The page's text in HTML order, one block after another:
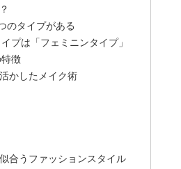
のタイプがある
プは「フェミニンタイプ」
徴
かしたメイク術
合うファッションスタイル